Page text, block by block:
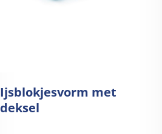
Ijsblokjesvorm met
deksel